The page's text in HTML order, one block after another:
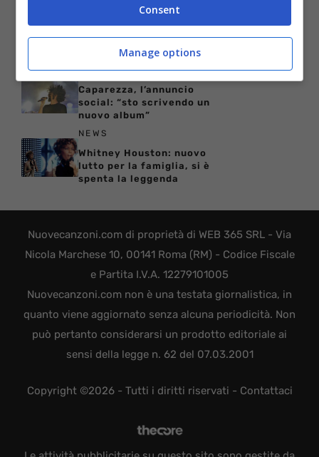
Simply Red, il tour per
festeggiare i
quarant’anni fa tappa in
NEWS
Caparezza, l’annuncio
social: “sto scrivendo un
nuovo album”
NEWS
Whitney Houston: nuovo
lutto per la famiglia, si è
spenta la leggenda
Nuovecanzoni.com di proprietà di WEB 365 SRL - Via
Nicola Marchese 10, 00141 Roma (RM) - Codice Fiscale
e Partita I.V.A. 12279101005
Nuovecanzoni.com non è una testata giornalistica, in
quanto viene aggiornato senza alcuna periodicità. Non
può pertanto considerarsi un prodotto editoriale ai
sensi della legge n. 62 del 07.03.2001
Copyright ©2026 - Tutti i diritti riservati - Contattaci
Consent
Manage options